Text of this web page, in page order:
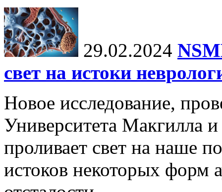
29.02.2024
свет на истоки
Новое исследование,
Университета Макгилла
проливает свет на наше
истоков некоторых форм